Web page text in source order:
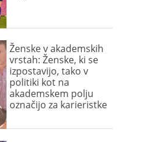
Ženske v akademskih
vrstah: Ženske, ki se
izpostavijo, tako v
politiki kot na
akademskem polju
označijo za karieristke